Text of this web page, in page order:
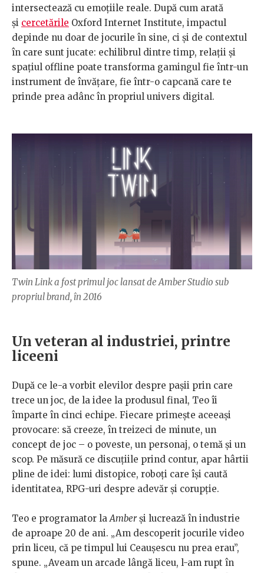
intersectează cu emoțiile reale. După cum arată
și cercetările Oxford Internet Institute, impactul
depinde nu doar de jocurile în sine, ci și de contextul
în care sunt jucate: echilibrul dintre timp, relații și
spațiul offline poate transforma gamingul fie într-un
instrument de învățare, fie într-o capcană care te
prinde prea adânc în propriul univers digital.
Twin Link a fost primul joc lansat de Amber Studio sub
propriul brand, în 2016
Un veteran al industriei, printre
liceeni
După ce le-a vorbit elevilor despre pașii prin care
trece un joc, de la idee la produsul final, Teo îi
împarte în cinci echipe. Fiecare primește aceeași
provocare: să creeze, în treizeci de minute, un
concept de joc – o poveste, un personaj, o temă și un
scop. Pe măsură ce discuțiile prind contur, apar hârtii
pline de idei: lumi distopice, roboți care își caută
identitatea, RPG-uri despre adevăr și corupție.
Teo e programator laAmberși lucrează în industrie
de aproape 20 de ani. „Am descoperit jocurile video
prin liceu, că pe timpul lui Ceaușescu nu prea erau”,
spune. „Aveam un arcade lângă liceu, l-am rupt în